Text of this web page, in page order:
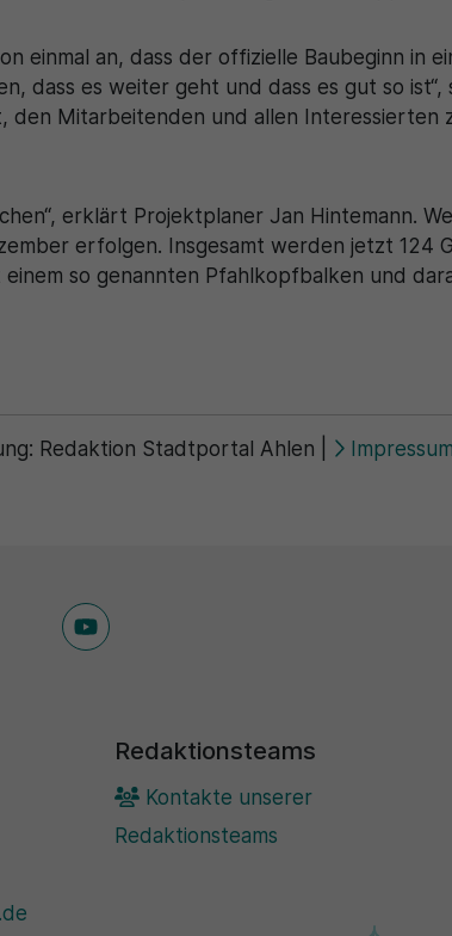
einmal an, dass der offizielle Baubeginn in
dass es weiter geht und dass es gut so ist“,
den Mitarbeitenden und allen Interessierten
erklärt Projektplaner Jan Hintemann.
erfolgen. Insgesamt werden jetzt 124
so genannten Pfahlkopfbalken und
Redaktion Stadtportal Ahlen Impressum
Redaktionsteams
Kontakte unserer
Redaktionsteams